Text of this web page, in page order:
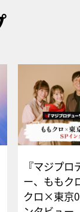
『マジプロ
ー、ももク
クロ×東京